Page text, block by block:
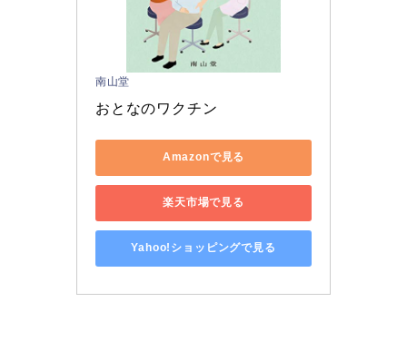
南山堂
おとなのワクチン
Amazonで見る
楽天市場で見る
Yahoo!ショッピングで見る